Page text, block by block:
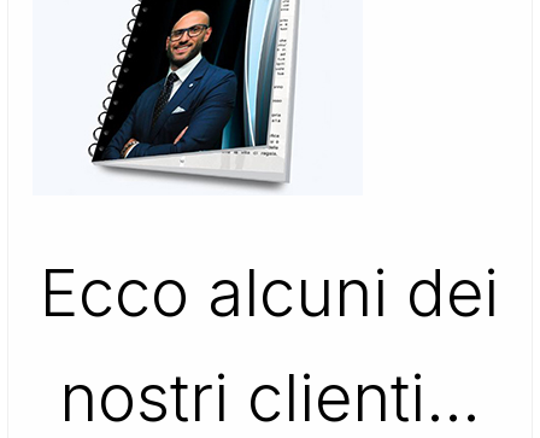
Ecco alcuni dei
nostri clienti…